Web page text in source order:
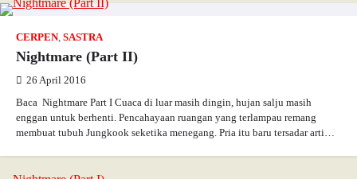
CERPEN, SASTRA
Nightmare (Part II)
26 April 2016
Baca Nightmare Part I Cuaca di luar masih dingin, hujan salju masih
enggan untuk berhenti. Pencahayaan ruangan yang terlampau remang
membuat tubuh Jungkook seketika menegang. Pria itu baru tersadar arti…